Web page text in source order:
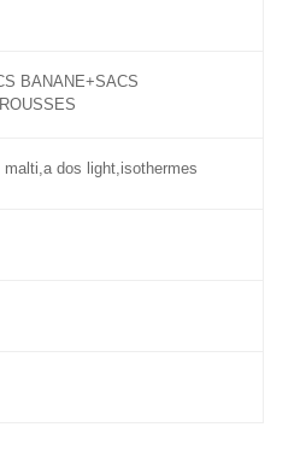
BANANE+SACS
dos light,isothermes